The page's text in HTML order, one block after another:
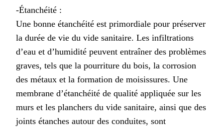
-Étanchéité :
Une bonne étanchéité est primordiale pour préserver
la durée de vie du vide sanitaire. Les infiltrations
d’eau et d’humidité peuvent entraîner des problèmes
graves, tels que la pourriture du bois, la corrosion
des métaux et la formation de moisissures. Une
membrane d’étanchéité de qualité appliquée sur les
murs et les planchers du vide sanitaire, ainsi que des
joints étanches autour des conduites, sont